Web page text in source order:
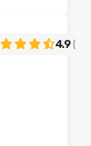
4.9(27)